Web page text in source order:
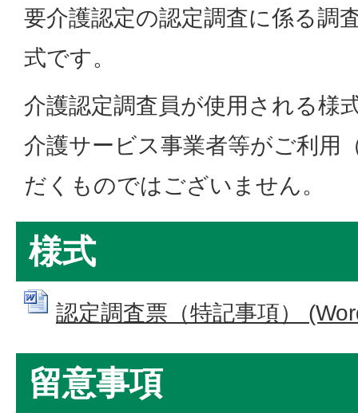
要介護認定の認定調査に係る調
式です。
介護認定調査員が使用される様
介護サービス事業者等がご利用
だくものではございません。
様式
認定調査票（特記事項）
留意事項